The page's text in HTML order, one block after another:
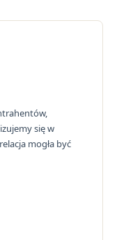
się w
mogła być